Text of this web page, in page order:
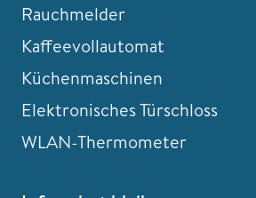
Rauchmelder
Kaffeevollautomat
Küchenmaschinen
Elektronisches Türschloss
WLAN-Thermometer